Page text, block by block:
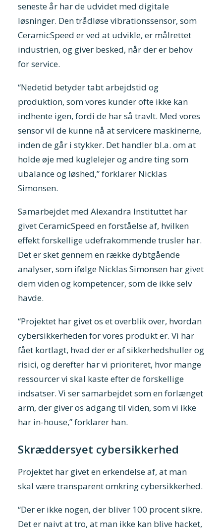
seneste år har de udvidet med digitale
løsninger. Den trådløse vibrationssensor, som
CeramicSpeed er ved at udvikle, er målrettet
industrien, og giver besked, når der er behov
for service.
“Nedetid betyder tabt arbejdstid og
produktion, som vores kunder ofte ikke kan
indhente igen, fordi de har så travlt. Med vores
sensor vil de kunne nå at servicere maskinerne,
inden de går i stykker. Det handler bl.a. om at
holde øje med kuglelejer og andre ting som
ubalance og løshed,” forklarer Nicklas
Simonsen.
Samarbejdet med Alexandra Instituttet har
givet CeramicSpeed en forståelse af, hvilken
effekt forskellige udefrakommende trusler har.
Det er sket gennem en række dybtgående
analyser, som ifølge Nicklas Simonsen har givet
dem viden og kompetencer, som de ikke selv
havde.
“Projektet har givet os et overblik over, hvordan
cybersikkerheden for vores produkt er. Vi har
fået kortlagt, hvad der er af sikkerhedshuller og
risici, og derefter har vi prioriteret, hvor mange
ressourcer vi skal kaste efter de forskellige
indsatser. Vi ser samarbejdet som en forlænget
arm, der giver os adgang til viden, som vi ikke
har in-house,” forklarer han.
Skræddersyet cybersikkerhed
Projektet har givet en erkendelse af, at man
skal være transparent omkring cybersikkerhed.
“Der er ikke nogen, der bliver 100 procent sikre.
Det er naivt at tro, at man ikke kan blive hacket,